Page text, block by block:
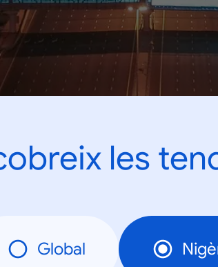
les
Global